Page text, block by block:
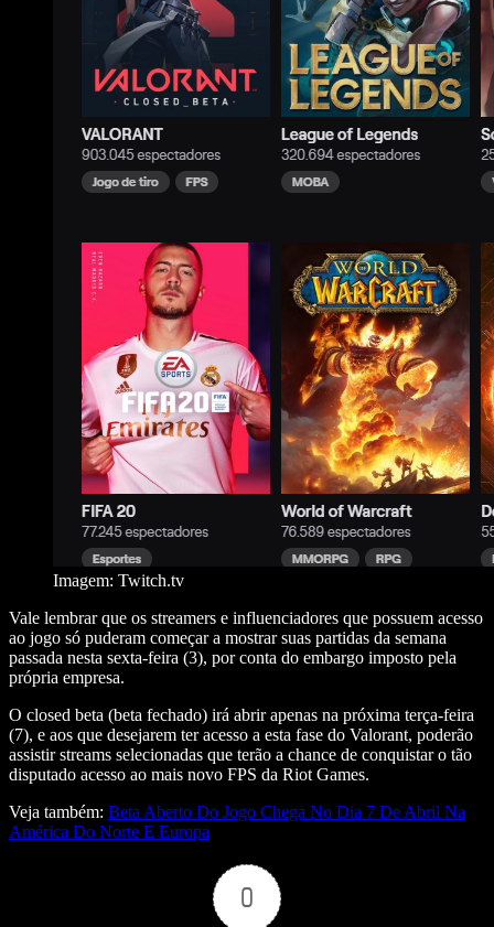
Imagem: Twitch.tv
Vale lembrar que os streamers e influenciadores que possuem acesso
ao jogo só puderam começar a mostrar suas partidas da semana
passada nesta sexta-feira (3), por conta do embargo imposto pela
própria empresa.
O closed beta (beta fechado) irá abrir apenas na próxima terça-feira
(7), e aos que desejarem ter acesso a esta fase do Valorant, poderão
assistir streams selecionadas que terão a chance de conquistar o tão
disputado acesso ao mais novo FPS da Riot Games.
Veja também: Beta Aberto Do Jogo Chega No Dia 7 De Abril Na
América Do Norte E Europa
0